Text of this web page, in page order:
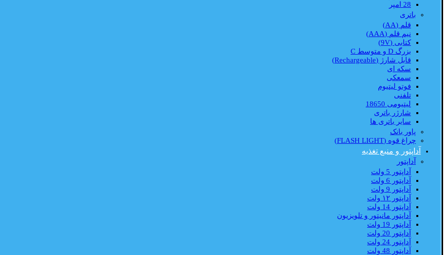
28 امپر
باتری
قلم (AA)
نیم قلم (AAA)
کتابی (9V)
بزرگ D و متوسط C
قابل شارژ (Rechargeable)
سکه ای
سمعکی
فوتو لیتیوم
تلفنی
لیتیومی 18650
شارژر باتری
سایر باتری ها
پاور بانک
چراغ قوه (FLASH LIGHT)
آداپتور و منبع تغذیه
آداپتور
آداپتور 5 ولت
آداپتور 6 ولت
آداپتور 9 ولت
آداپتور ۱۲ ولت
آداپتور 14 ولت
آداپتور مانیتور و تلویزیون
آداپتور 19 ولت
آداپتور 20 ولت
آداپتور 24 ولت
آداپتور 48 ولت